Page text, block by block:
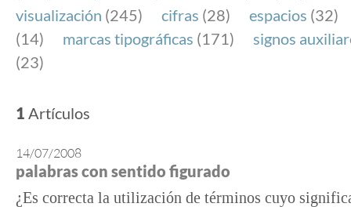
visualización (245) cifras (28) espacios (32)
(14)
marcas tipográficas (171)
signos
(23)
1 Artículos
14/07/2008
palabras con sentido figurado
¿Es correcta la utilización de términos cuyo